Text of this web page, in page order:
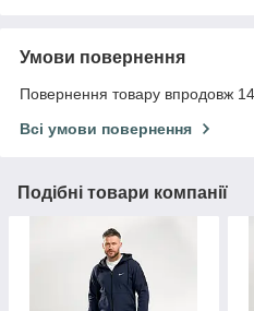
Умови повернення
Повернення товару впродовж
Всі умови повернення
Подібні товари компанії